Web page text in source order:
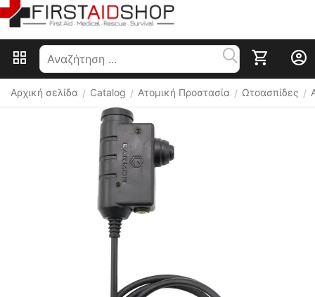
Αρχική σελίδα / Catalog / Ατομική Προστασία / Ωτοασπίδες /